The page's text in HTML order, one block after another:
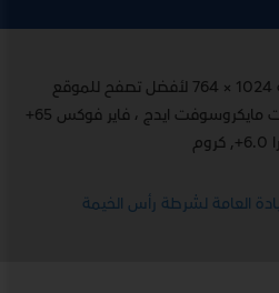
للموقع يدعم الموقع متصفحات مايكروسوفت ايدج ، فاير فوكس 65+
العامة لشرطة رأس الخيمة